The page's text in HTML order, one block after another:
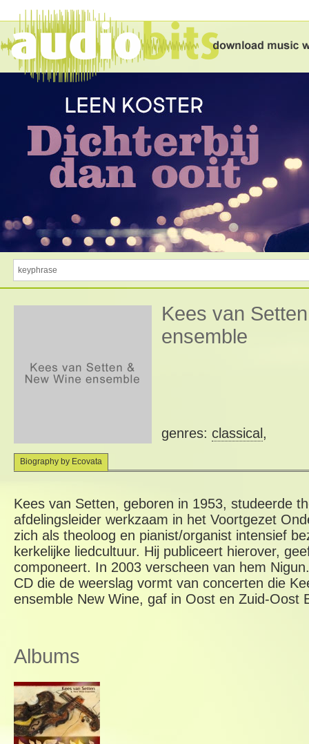
Kees van
ensemble
genres: classical ,
Biography by Ecovata
Kees van Setten, geboren in 1953, studeerde
afdelingsleider werkzaam in het Voortgezet
zich als theoloog en pianist/organist intensief
kerkelijke liedcultuur. Hij publiceert hierover,
componeert. In 2003 verscheen van hem
CD die de weerslag vormt van concerten die
ensemble New Wine, gaf in Oost en Zuid-Oost
Albums